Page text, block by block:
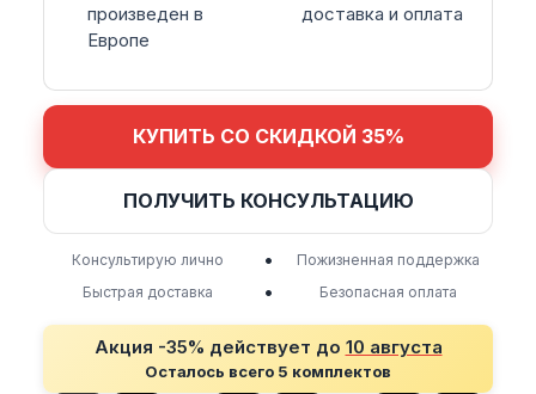
произведен в
Европе
доставка и оплата
КУПИТЬ СО СКИДКОЙ 35%
ПОЛУЧИТЬ КОНСУЛЬТАЦИЮ
Консультирую лично •
Пожизненная поддержка
Быстрая доставка
• Безопасная оплата
Акция -35% действует до 10 августа
Осталось всего 5 комплектов